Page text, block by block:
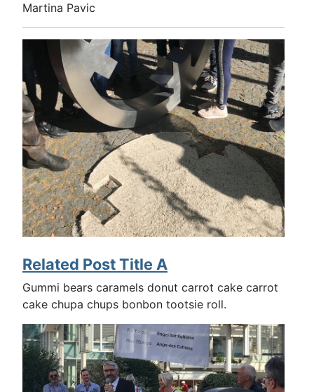
Martina Pavic
Related Post Title A
Gummi bears caramels donut carrot cake carrot
cake chupa chups bonbon tootsie roll.